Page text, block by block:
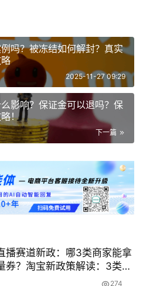
吗？被冻结如何解封？真实
2025-11-27 09:29
影响？保证金可以退吗？保
！
下一篇
播赛道新政：哪3类商家能拿
券？淘宝新政策解读：3类商
流量券+运营指南！
274